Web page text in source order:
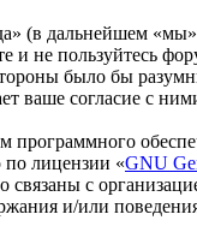
(в дальнейшем
и не пользуйтесь
было бы
ваше согласие с
лицензии «GNU
связаны с
и/или